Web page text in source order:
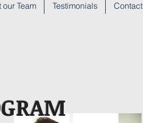
our Team Testimonials Contact